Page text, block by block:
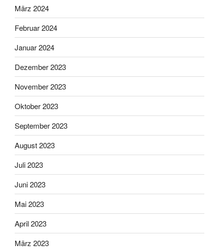
März 2024
Februar 2024
Januar 2024
Dezember 2023
November 2023
Oktober 2023
September 2023
August 2023
Juli 2023
Juni 2023
Mai 2023
April 2023
März 2023